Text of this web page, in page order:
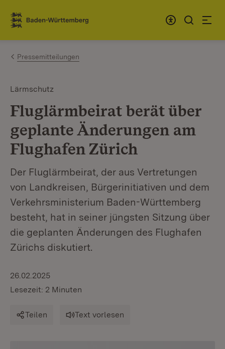
Zum Inhalt springen
Link zur Startseite
Pressemitteilungen
Lärmschutz
Fluglärmbeirat berät über
geplante Änderungen am
Flughafen Zürich
Der Fluglärmbeirat, der aus Vertretungen
von Landkreisen, Bürgerinitiativen und dem
Verkehrsministerium Baden-Württemberg
besteht, hat in seiner jüngsten Sitzung über
die geplanten Änderungen des Flughafen
Zürichs diskutiert.
26.02.2025
Lesezeit: 2 Minuten
Teilen Text vorlesen